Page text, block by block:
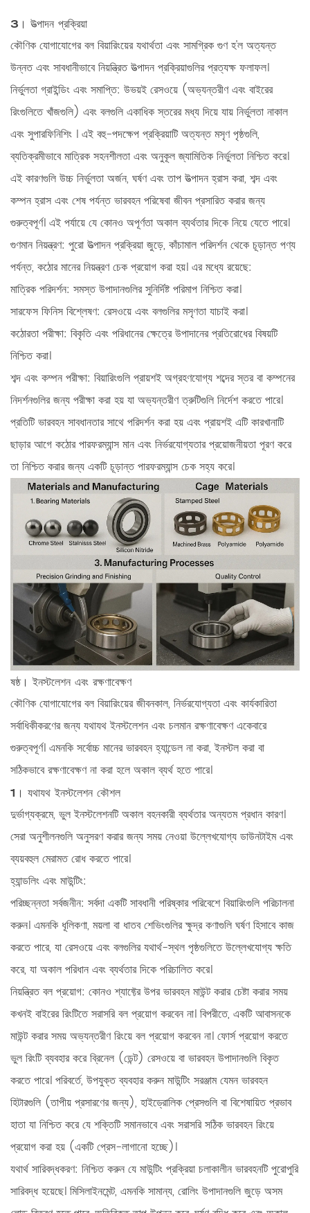
3। উত্পাদন প্রক্রিয়া
কৌণিক যোগাযোগের বল বিয়ারিংয়ের যথার্থতা এবং সামগ্রিক গুণ হ'ল অত্যন্ত
উন্নত এবং সাবধানীভাবে নিয়ন্ত্রিত উত্পাদন প্রক্রিয়াগুলির প্রত্যক্ষ ফলাফল।
নির্ভুলতা গ্রাইন্ডিং এবং সমাপ্তি: উভয়ই রেসওয়ে (অভ্যন্তরীণ এবং বাইরের
রিংগুলিতে খাঁজগুলি) এবং বলগুলি একাধিক স্তরের মধ্য দিয়ে যায়নির্ভুলতা নাকাল
এবং সুপারফিনিশিং । এই বহু-পদক্ষেপ প্রক্রিয়াটি অত্যন্ত মসৃণ পৃষ্ঠগুলি,
ব্যতিক্রমীভাবে মাত্রিক সহনশীলতা এবং অনুকূল জ্যামিতিক নির্ভুলতা নিশ্চিত করে।
এই কারণগুলি উচ্চ নির্ভুলতা অর্জন, ঘর্ষণ এবং তাপ উত্পাদন হ্রাস করা, শব্দ এবং
কম্পন হ্রাস এবং শেষ পর্যন্ত ভারবহন পরিষেবা জীবন প্রসারিত করার জন্য
গুরুত্বপূর্ণ। এই পর্যায়ে যে কোনও অপূর্ণতা অকাল ব্যর্থতার দিকে নিয়ে যেতে পারে।
গুণমান নিয়ন্ত্রণ: পুরো উত্পাদন প্রক্রিয়া জুড়ে, কাঁচামাল পরিদর্শন থেকে চূড়ান্ত পণ্য
পর্যন্ত, কঠোর মানের নিয়ন্ত্রণ চেকপ্রয়োগ করা হয়। এর মধ্যে রয়েছে:
মাত্রিক পরিদর্শন: সমস্ত উপাদানগুলির সুনির্দিষ্ট পরিমাপ নিশ্চিত করা।
সারফেস ফিনিস বিশ্লেষণ: রেসওয়ে এবং বলগুলির মসৃণতা যাচাই করা।
কঠোরতা পরীক্ষা: বিকৃতি এবং পরিধানের ক্ষেত্রে উপাদানের প্রতিরোধের বিষয়টি
নিশ্চিত করা।
শব্দ এবং কম্পন পরীক্ষা: বিয়ারিংগুলি প্রায়শই অগ্রহণযোগ্য শব্দের স্তর বা কম্পনের
নিদর্শনগুলির জন্য পরীক্ষা করা হয় যা অভ্যন্তরীণ ত্রুটিগুলি নির্দেশ করতে পারে।
প্রতিটি ভারবহন সাবধানতার সাথে পরিদর্শন করা হয় এবং প্রায়শই এটি কারখানাটি
ছাড়ার আগে কঠোর পারফরম্যান্স মান এবং নির্ভরযোগ্যতার প্রয়োজনীয়তা পূরণ করে
তা নিশ্চিত করার জন্য একটি চূড়ান্ত পারফরম্যান্স চেক সহ্য করে।
ষষ্ঠ। ইনস্টলেশন এবং রক্ষণাবেক্ষণ
কৌণিক যোগাযোগের বল বিয়ারিংয়ের জীবনকাল, নির্ভরযোগ্যতা এবং কার্যকারিতা
সর্বাধিকীকরণের জন্য যথাযথ ইনস্টলেশন এবং চলমান রক্ষণাবেক্ষণ একেবারে
গুরুত্বপূর্ণ। এমনকি সর্বোচ্চ মানের ভারবহন হ্যান্ডেল না করা, ইনস্টল করা বা
সঠিকভাবে রক্ষণাবেক্ষণ না করা হলে অকাল ব্যর্থ হতে পারে।
1। যথাযথ ইনস্টলেশন কৌশল
দুর্ভাগ্যক্রমে, ভুল ইনস্টলেশনটি অকাল বহনকারী ব্যর্থতার অন্যতম প্রধান কারণ।
সেরা অনুশীলনগুলি অনুসরণ করার জন্য সময় নেওয়া উল্লেখযোগ্য ডাউনটাইম এবং
ব্যয়বহুল মেরামত রোধ করতে পারে।
হ্যান্ডলিং এবং মাউন্টিং:
পরিচ্ছন্নতা সর্বজনীন: সর্বদা একটি সাবধানী পরিষ্কার পরিবেশে বিয়ারিংগুলি পরিচালনা
করুন। এমনকি ধূলিকণা, ময়লা বা ধাতব শেভিংগুলির ক্ষুদ্র কণাগুলি ঘর্ষণ হিসাবে কাজ
করতে পারে, যা রেসওয়ে এবং বলগুলির যথার্থ-স্থল পৃষ্ঠগুলিতে উল্লেখযোগ্য ক্ষতি
করে, যা অকাল পরিধান এবং ব্যর্থতার দিকে পরিচালিত করে।
নিয়ন্ত্রিত বল প্রয়োগ: কোনও শ্যাফ্টের উপর ভারবহন মাউন্ট করার চেষ্টা করার সময়
কখনই বাইরের রিংটিতে সরাসরি বল প্রয়োগ করবেন না। বিপরীতে, একটি আবাসনকে
মাউন্ট করার সময় অভ্যন্তরীণ রিংয়ে বল প্রয়োগ করবেন না। ফোর্স প্রয়োগ করতে
ভুল রিংটি ব্যবহার করে ব্রিনেল (ডেন্ট) রেসওয়ে বা ভারবহন উপাদানগুলি বিকৃত
করতে পারে। পরিবর্তে, উপযুক্ত ব্যবহার করুনমাউন্টিং সরঞ্জামযেমন ভারবহন
হিটারগুলি (তাপীয় প্রসারণের জন্য), হাইড্রোলিক প্রেসগুলি বা বিশেষায়িত প্রভাব
হাতা যা নিশ্চিত করে যে শক্তিটি সমানভাবে এবং সরাসরি সঠিক ভারবহন রিংয়ে
প্রয়োগ করা হয় (একটি প্রেস-লাগানো হচ্ছে)।
যথার্থ সারিবদ্ধকরণ: নিশ্চিত করুন যে মাউন্টিং প্রক্রিয়া চলাকালীন ভারবহনটি পুরোপুরি
সারিবদ্ধ হয়েছে। মিসিলাইনমেন্ট, এমনকি সামান্য, রোলিং উপাদানগুলি জুড়ে অসম